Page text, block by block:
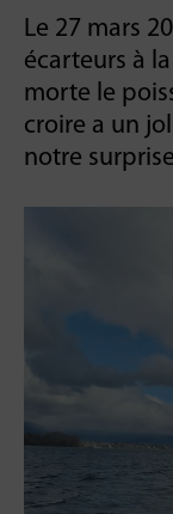
Le 27 mars
écarteurs à
morte le
croire a un
notre